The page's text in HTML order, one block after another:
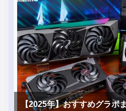
【2025年】おすすめグラボ